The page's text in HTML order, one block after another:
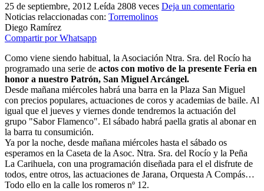
25 de septiembre, 2012 Leída 2808 veces Deja un comentario
Noticias relaccionadas con: Torremolinos
Diego Ramírez
Compartir por Whatsapp
Como viene siendo habitual, la Asociación Ntra. Sra. del Rocío ha
programado una serie de actos con motivo de la presente Feria en
honor a nuestro Patrón, San Miguel Arcángel.
Desde mañana miércoles habrá una barra en la Plaza San Miguel
con precios populares, actuaciones de coros y academias de baile. Al
igual que el jueves y viernes donde tendremos la actuación del
grupo "Sabor Flamenco". El sábado habrá paella gratis al abonar en
la barra tu consumición.
Ya por la noche, desde mañana miércoles hasta el sábado os
esperamos en la Caseta de la Asoc. Ntra. Sra. del Rocío y la Peña
La Carihuela, con una programación diseñada para el el disfrute de
todos, entre otros, las actuaciones de Jarana, Orquesta A Compás…
Todo ello en la calle los romeros nº 12.